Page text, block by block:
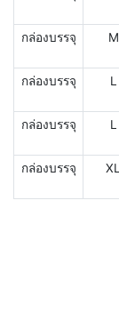
กล่องบรรจุ M
กล่องบรรจุ L
กล่องบรรจุ L
กล่องบรรจุ XL